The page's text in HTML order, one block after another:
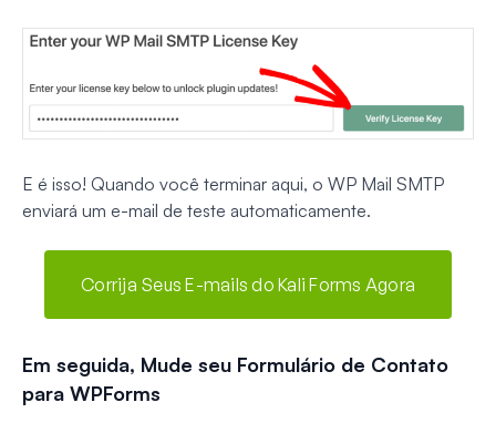
E é isso! Quando você terminar aqui, o WP Mail SMTP
enviará um e-mail de teste automaticamente.
Corrija Seus E-mails do Kali Forms Agora
Em seguida, Mude seu Formulário de Contato
para WPForms